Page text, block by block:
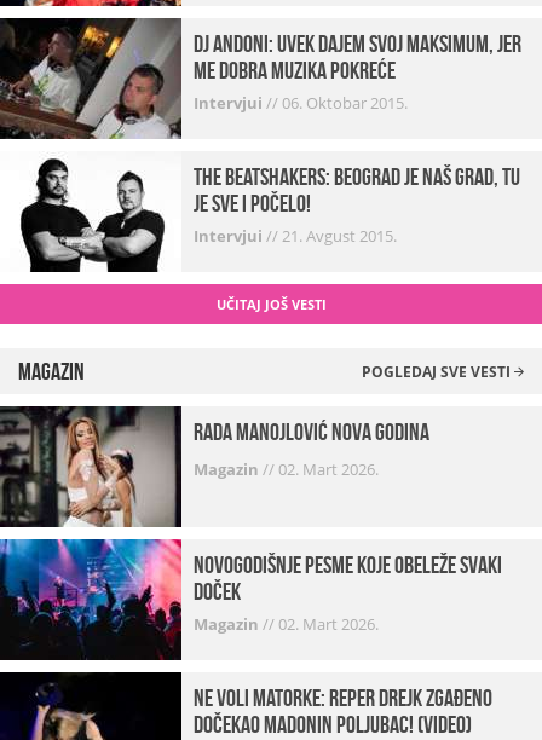
Dj Andoni: Uvek dajem svoj maksimum, jer
me dobra muzika pokreće
Intervjui //06. Oktobar 2015.
The Beatshakers: Beograd je naš grad, tu
je sve i počelo!
Intervjui //21. Avgust 2015.
UČITAJ JOŠ VESTI
Magazin POGLEDAJ SVE VESTI
Rada Manojlović Nova godina
Magazin //02. Mart 2026.
Novogodišnje pesme koje obeleže svaki
Doček
Magazin //02. Mart 2026.
Ne voli matorke: Reper Drejk zgađeno
dočekao Madonin poljubac! (VIDEO)